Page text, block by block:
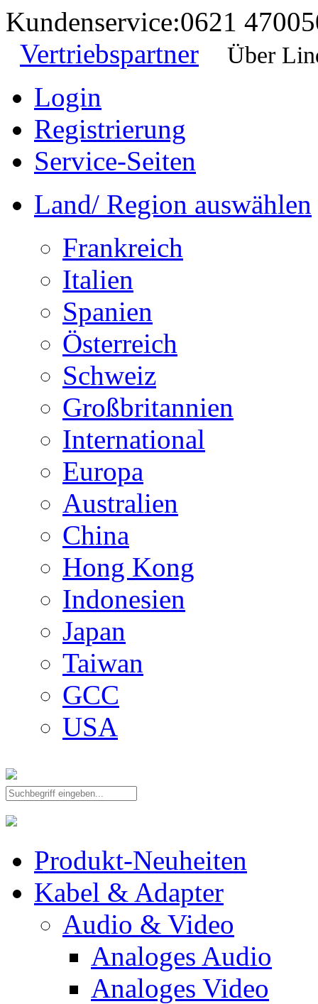
Kundenservice:0621
Vertriebspartner
Über
Login
Registrierung
Service-Seiten
Land/ Region auswählen
Frankreich
Italien
Spanien
Österreich
Schweiz
Großbritannien
International
Europa
Australien
China
Hong Kong
Indonesien
Japan
Taiwan
GCC
USA
Produkt-Neuheiten
Kabel & Adapter
Audio & Video
Analoges Audio
Analoges Video